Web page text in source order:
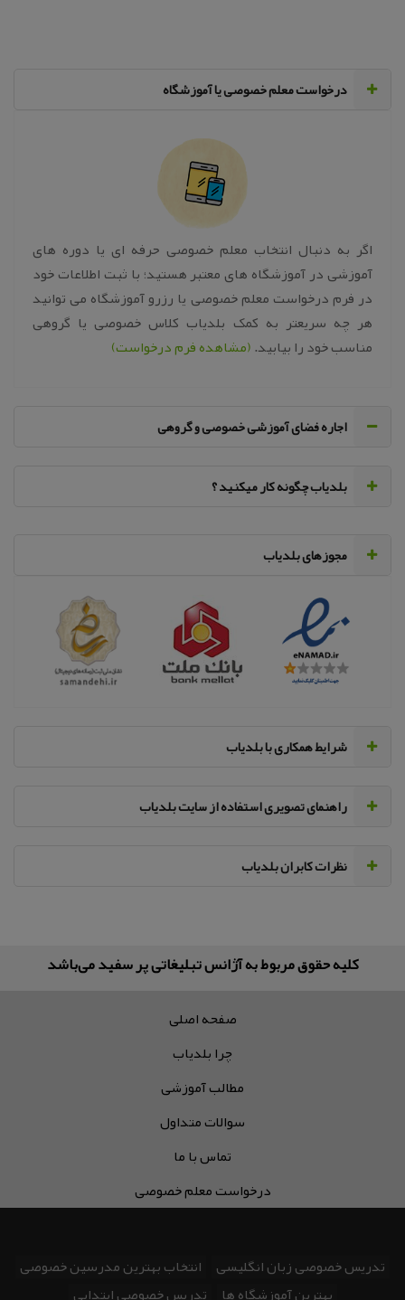
‌درخواست معلم خصوصی یا آموزشگاه
اگر به دنبال انتخاب معلم خصوصی حرفه ای یا دوره های
آموزشی در آموزشگاه های معتبر هستید؛ با ثبت اطلاعات خود
در فرم درخواست معلم خصوصی یا رزرو آموزشگاه می توانید
هر چه سریعتر به کمک بلدیاب کلاس خصوصی یا گروهی
مناسب خود را بیابید.(مشاهده فرم درخواست)
اجاره فضای آموزشی خصوصی و گروهی
‌بلدیاب چگونه کار میکنید ؟
مجوزهای بلدیاب
‌شرایط همکاری با بلدیاب
راهنمای تصویری استفاده از سایت بلدیاب
نظرات کابران بلدیاب
کلیه حقوق مربوط به آژانس تبلیغاتی پر سفید می‌باشد
صفحه اصلی
چرا بلدیاب
مطالب آموزشی
سوالات متداول
تماس با ما
درخواست معلم خصوصی
تدریس خصوصی زبان انگلیسی انتخاب بهترین مدرسین خصوصی
بهترین آموزشگاه ها
تدریس خصوصی ابتدایی